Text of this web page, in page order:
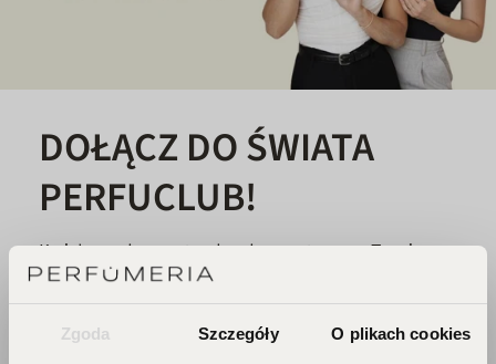
Zgoda Szczegóły O plikach cookies
DOŁĄCZ DO ŚWIATA
PERFUCLUB!
Każde zakupy to krok w stronę Twojego
wymarzonego flakonu. Czekają na
Ciebie zniżki i prezenty, których nie
chcesz przegapić!